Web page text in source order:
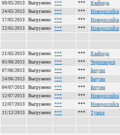
09/05/2013
Выгружено *** *** Клайпеда
24/05/2013
Выгружено *** *** Новороссийск
17/05/2013
Выгружено *** *** Новороссийск
22/05/2013
Выгружено *** *** Новороссийск
21/05/2013
Выгружено *** *** Клайпеда
05/06/2013
Выгружено *** *** Черноморск
07/06/2013
Выгружено *** *** Батуми
24/06/2013
Выгружено *** *** Батуми
04/07/2013
Выгружено *** *** Батуми
12/07/2013
Выгружено *** *** Новороссийск
12/07/2013
Выгружено *** *** Новороссийск
11/12/2013
Выгружено *** *** Туапсе